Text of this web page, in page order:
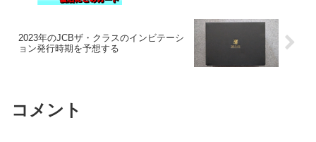
2023年のJCBザ・クラスのインビテーシ
ョン発行時期を予想する
コメント